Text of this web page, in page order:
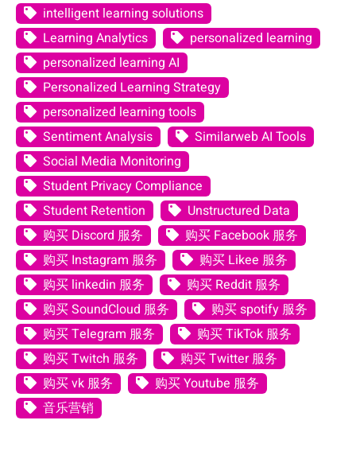
intelligent learning solutions
Learning Analytics
personalized learning
personalized learning AI
Personalized Learning Strategy
personalized learning tools
Sentiment Analysis
Similarweb AI Tools
Social Media Monitoring
Student Privacy Compliance
Student Retention
Unstructured Data
购买 Discord 服务
购买 Facebook 服务
购买 Instagram 服务
购买 Likee 服务
购买 linkedin 服务
购买 Reddit 服务
购买 SoundCloud 服务
购买 spotify 服务
购买 Telegram 服务
购买 TikTok 服务
购买 Twitch 服务
购买 Twitter 服务
购买 vk 服务
购买 Youtube 服务
音乐营销